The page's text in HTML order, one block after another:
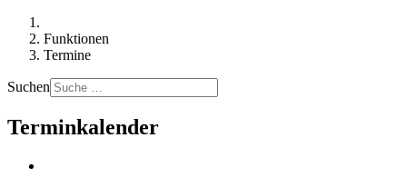
Funktionen
Termine
Suchen
Terminkalender